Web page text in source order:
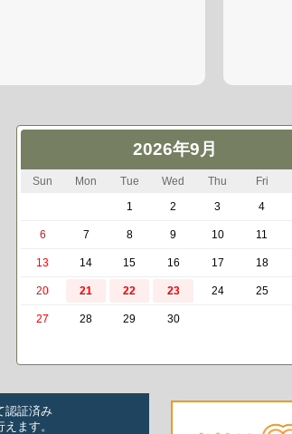
2026年9月
Sun Mon Tue Wed Thu Fri
1
2 3 4
6 7 8 9 10 11
13 14 15 16 17 18
20 21 22 23 24 25
27 28 29 30
認証済み
ます。